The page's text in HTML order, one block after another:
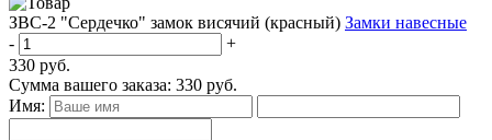
ЗВС-2 "Сердечко" замок висячий (красный) Замки навесные
-
+
330 руб.
Сумма вашего заказа: 330 руб.
Имя: